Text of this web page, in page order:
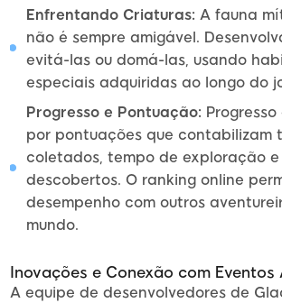
Enfrentando Criaturas: A fauna
não é sempre amigável.
evitá-las ou domá-las, usando
especiais adquiridas ao longo do
Progresso e Pontuação:
por pontuações que contabilizam
coletados, tempo de exploração
descobertos. O ranking online
desempenho com outros
mundo.
Inovações e Conexão com Eventos
A equipe de desenvolvedores de